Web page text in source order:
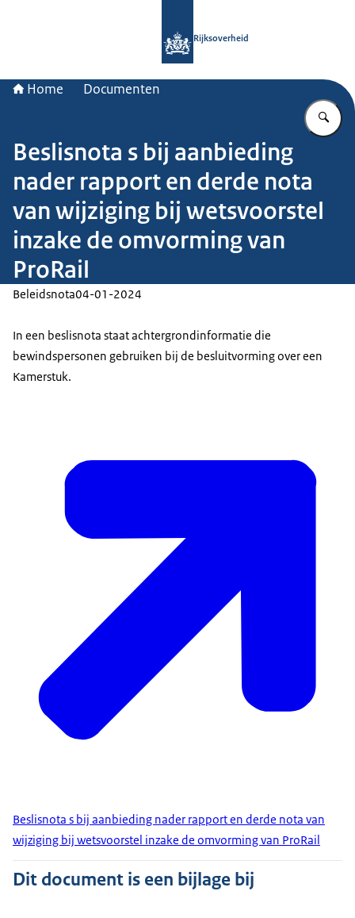
Rijksoverheid
Home Documenten
Beslisnota s bij aanbieding
nader rapport en derde nota
van wijziging bij wetsvoorstel
inzake de omvorming van
ProRail
Beleidsnota04-01-2024
In een beslisnota staat achtergrondinformatie die
bewindspersonen gebruiken bij de besluitvorming over een
Kamerstuk.
Beslisnota s bij aanbieding nader rapport en derde nota van
wijziging bij wetsvoorstel inzake de omvorming van ProRail
Dit document is een bijlage bij